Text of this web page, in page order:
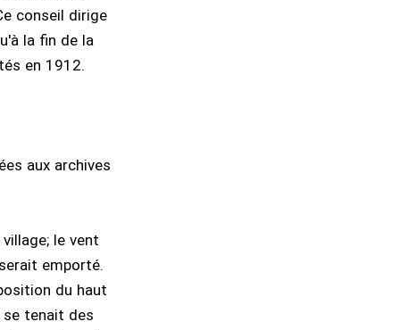
conseil dirige
la fin de la
en 1912.
aux archives
le vent
emporté.
du haut
tenait des